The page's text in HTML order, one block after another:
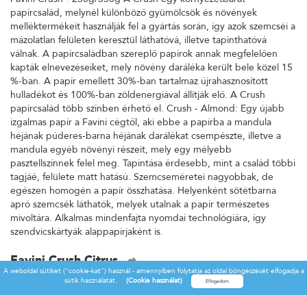
papírcsalád, melynél különböző gyümölcsök és növények
melléktermékeit használják fel a gyártás során, így azok szemcséi a
mázolatlan felületen keresztül láthatóvá, illetve tapinthatóvá
válnak. A papírcsaládban szereplő papírok annak megfelelően
kapták elnevezéseiket, mely növény daráléka került bele közel 15
%-ban. A papír emellett 30%-ban tartalmaz újrahasznosított
hulladékot és 100%-ban zöldenergiával állítják elő. A Crush
papírcsalád több színben érhető el. Crush - Almond: Egy újabb
izgalmas papír a Favini cégtől, aki ebbe a papírba a mandula
héjának púderes-barna héjának darálékat csempészte, illetve a
mandula egyéb növényi részeit, mely egy mélyebb
pasztellszínnek felel meg. Tapintása érdesebb, mint a család többi
tagjáé, felülete matt hatású. Szemcseméretei nagyobbak, de
egészen homogén a papír összhatása. Helyenként sötétbarna
apró szemcsék láthatók, melyek utalnak a papír természetes
mivoltára. Alkalmas mindenfajta nyomdai technológiára, így
szendvicskártyák alappapírjaként is.
Favini Crush Citrus
Favini Crush - 250g/350g A Crush egy környezetbarát
papírcsalád, melynél különböző gyümölcsök és növények
A weboldal sütiket ("cookie-kat") használ - amennyiben folytatja az oldal böngészését elfogadja a
sütik használatát.
(Cookie használat)